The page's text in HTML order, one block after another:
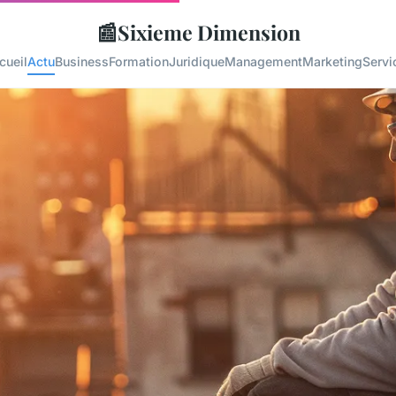
📰Sixieme Dimension
ActuBusinessFormationJuridiqueManagementMarketing